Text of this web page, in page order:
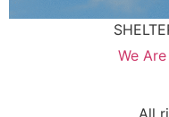
We Are
All